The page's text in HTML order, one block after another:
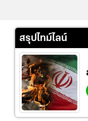
สรุปไทม์ไลน์